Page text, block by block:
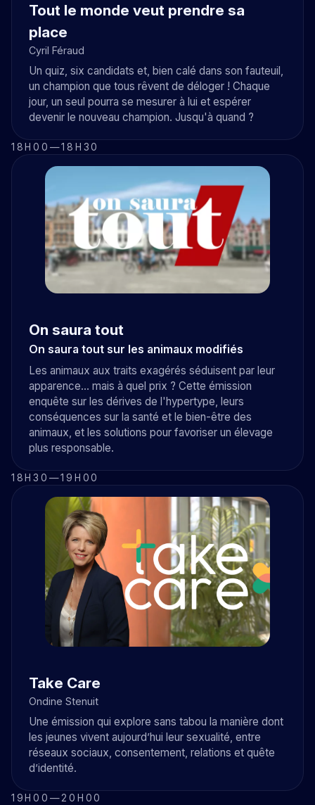
Tout le monde veut prendre sa
place
Cyril Féraud
Un quiz, six candidats et, bien calé dans son fauteuil,
un champion que tous rêvent de déloger ! Chaque
jour, un seul pourra se mesurer à lui et espérer
devenir le nouveau champion. Jusqu'à quand ?
18H00 —18H30
On saura tout
On saura tout sur les animaux modifiés
Les animaux aux traits exagérés séduisent par leur
apparence… mais à quel prix ? Cette émission
enquête sur les dérives de l'hypertype, leurs
conséquences sur la santé et le bien-être des
animaux, et les solutions pour favoriser un élevage
plus responsable.
18H30 —19H00
Take Care
Ondine Stenuit
Une émission qui explore sans tabou la manière dont
les jeunes vivent aujourd’hui leur sexualité, entre
réseaux sociaux, consentement, relations et quête
d’identité.
19H00 —20H00